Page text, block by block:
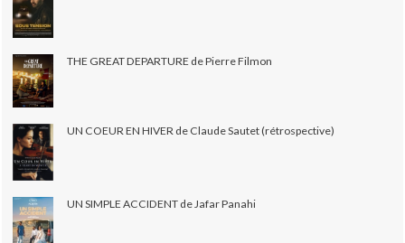
THE GREAT DEPARTURE de Pierre Filmon
UN COEUR EN HIVER de Claude Sautet (rétrospective)
UN SIMPLE ACCIDENT de Jafar Panahi